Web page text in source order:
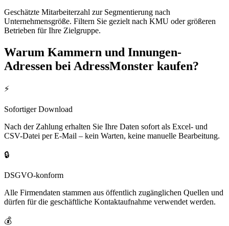
Geschätzte Mitarbeiterzahl zur Segmentierung nach
Unternehmensgröße. Filtern Sie gezielt nach KMU oder größeren
Betrieben für Ihre Zielgruppe.
Warum Kammern und Innungen-
Adressen bei AdressMonster kaufen?
⚡
Sofortiger Download
Nach der Zahlung erhalten Sie Ihre Daten sofort als Excel- und
CSV-Datei per E-Mail – kein Warten, keine manuelle Bearbeitung.
🔒
DSGVO-konform
Alle Firmendaten stammen aus öffentlich zugänglichen Quellen und
dürfen für die geschäftliche Kontaktaufnahme verwendet werden.
💰